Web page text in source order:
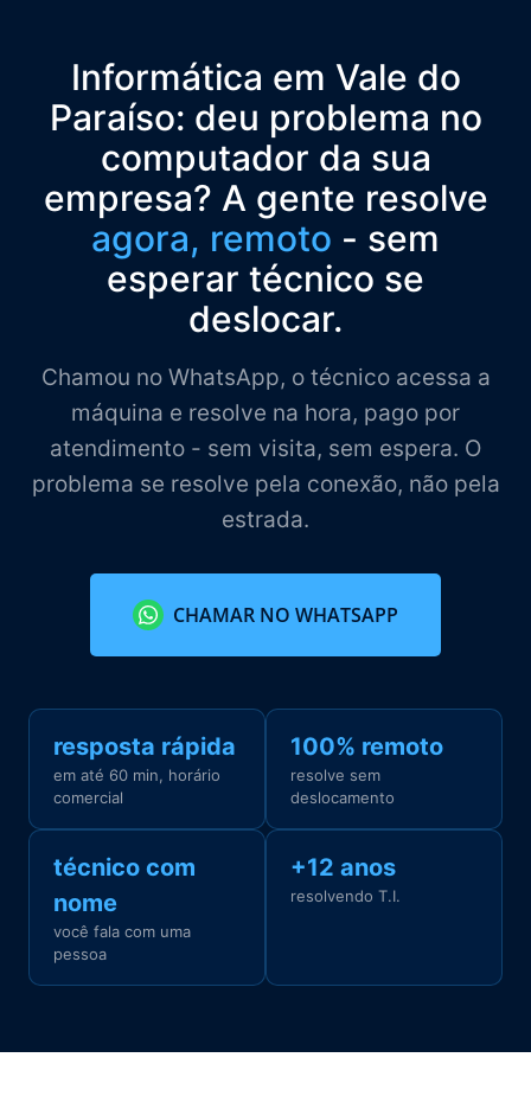
Informática em Vale do
Paraíso: deu problema no
computador da sua
empresa? A gente resolve
agora, remoto - sem
esperar técnico se
deslocar.
Chamou no WhatsApp, o técnico acessa a
máquina e resolve na hora, pago por
atendimento - sem visita, sem espera. O
problema se resolve pela conexão, não pela
estrada.
CHAMAR NO WHATSAPP
resposta rápida
em até 60 min, horário
comercial
100% remoto
resolve sem
deslocamento
técnico com
nome
você fala com uma
pessoa
+12 anos
resolvendo T.I.